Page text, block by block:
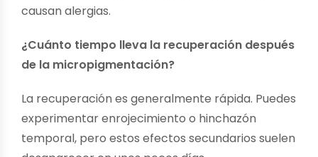
causan alergias.
¿Cuánto tiempo lleva la recuperación después
de la micropigmentación?
La recuperación es generalmente rápida. Puedes
experimentar enrojecimiento o hinchazón
temporal, pero estos efectos secundarios suelen